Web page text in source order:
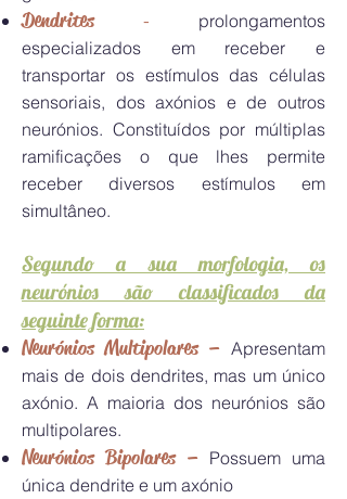
Dendrites -
prolongamentos
especializados em receber e
transportar os estímulos das células
sensoriais, dos axónios e de outros
neurónios. Constituídos por múltiplas
ramificações o que lhes permite
receber diversos estímulos em
simultâneo.
Segundo a sua morfologia, os
neurónios são classificados da
seguinte forma:
Neurónios Multipolares – Apresentam
mais de dois dendrites, mas um único
axónio. A maioria dos neurónios são
multipolares.
Neurónios Bipolares – Possuem uma
única dendrite e um axónio